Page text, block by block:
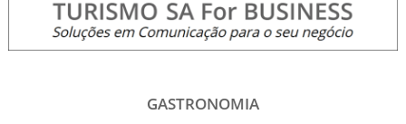
EVENTOS
HOTELARIA
DICAS
GASTRONOMIA